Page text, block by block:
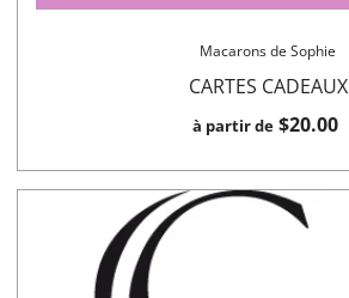
Macarons de Sophie
CARTES CADEAUX
à partir de $20.00